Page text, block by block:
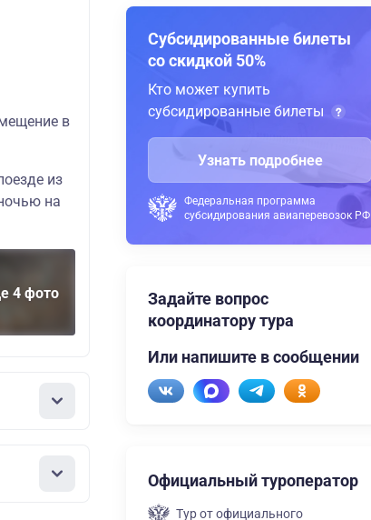
в
из
на
4 фото
Субсидированные билеты
со скидкой 50%
Кто может купить
субсидированные билеты
Узнать подробнее
Федеральная программа
субсидирования авиаперевозок РФ
Задайте вопрос
координатору тура
Или напишите в сообщении
Официальный туроператор
Тур от официального